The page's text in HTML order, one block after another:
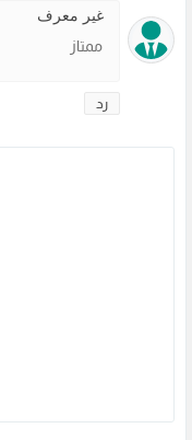
غير معرف
ممتاز
رد